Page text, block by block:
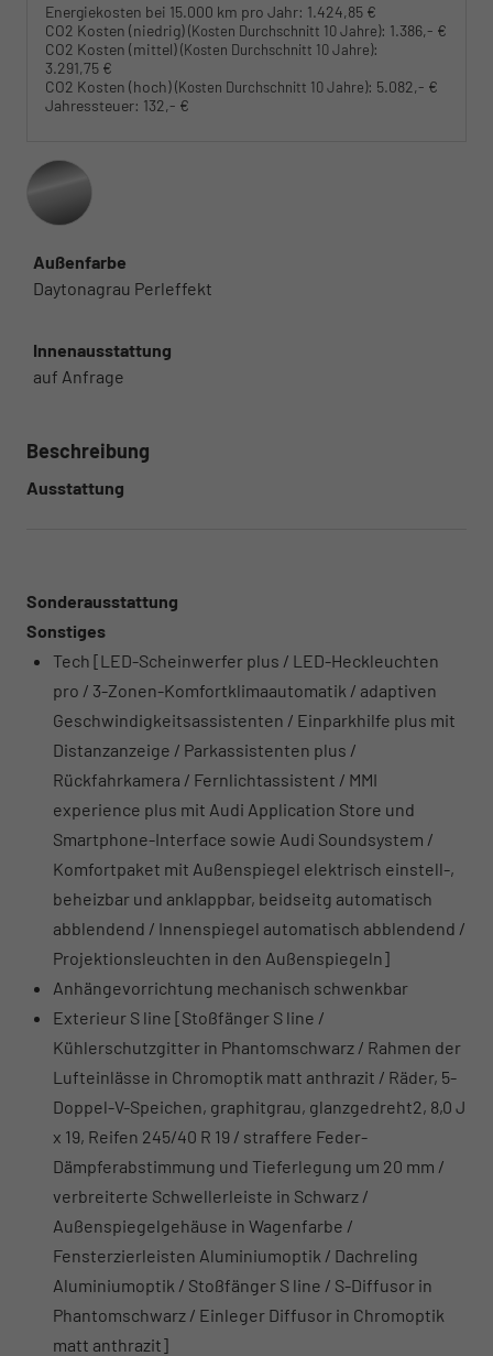
Energiekosten bei 15.000 km pro Jahr: 1.424,85 €
CO2 Kosten (niedrig)(Kosten Durchschnitt 10 Jahre): 1.386,- €
CO2 Kosten (mittel)(Kosten Durchschnitt 10 Jahre):
3.291,75 €
CO2 Kosten (hoch)(Kosten Durchschnitt 10 Jahre): 5.082,- €
Jahressteuer: 132,- €
Außenfarbe
Daytonagrau Perleffekt
Innenausstattung
auf Anfrage
Beschreibung
Ausstattung
Sonderausstattung
Sonstiges
Tech [LED-Scheinwerfer plus / LED-Heckleuchten
pro / 3-Zonen-Komfortklimaautomatik / adaptiven
Geschwindigkeitsassistenten / Einparkhilfe plus mit
Distanzanzeige / Parkassistenten plus /
Rückfahrkamera / Fernlichtassistent / MMI
experience plus mit Audi Application Store und
Smartphone-Interface sowie Audi Soundsystem /
Komfortpaket mit Außenspiegel elektrisch einstell-,
beheizbar und anklappbar, beidseitg automatisch
abblendend / Innenspiegel automatisch abblendend /
Projektionsleuchten in den Außenspiegeln]
Anhängevorrichtung mechanisch schwenkbar
Exterieur S line [Stoßfänger S line /
Kühlerschutzgitter in Phantomschwarz / Rahmen der
Lufteinlässe in Chromoptik matt anthrazit / Räder, 5-
Doppel-V-Speichen, graphitgrau, glanzgedreht2, 8,0 J
x 19, Reifen 245/40 R 19 / straffere Feder-
Dämpferabstimmung und Tieferlegung um 20 mm /
verbreiterte Schwellerleiste in Schwarz /
Außenspiegelgehäuse in Wagenfarbe /
Fensterzierleisten Aluminiumoptik / Dachreling
Aluminiumoptik / Stoßfänger S line / S-Diffusor in
Phantomschwarz / Einleger Diffusor in Chromoptik
matt anthrazit]